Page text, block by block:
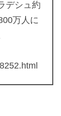
デシュ約
万人に